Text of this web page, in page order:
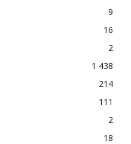
9
16
2
1 438
214
111
2
18